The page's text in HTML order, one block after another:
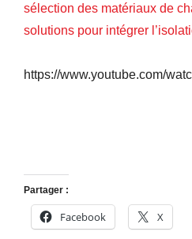
sélection des matériaux de
solutions pour intégrer
https://www.youtube.com/
Partager :
Facebook X